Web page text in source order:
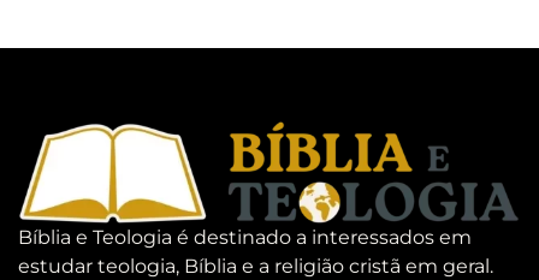
Bíblia e Teologia é destinado a interessados em
estudar teologia, Bíblia e a religião cristã em geral.